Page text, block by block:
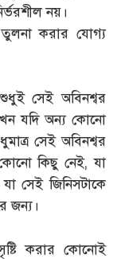
নয়।
করার যোগ্য
সেই অবিনশ্বর
যদি অন্য কোনো
সেই অবিনশ্বর
কিছু নেই, যা
সেই জিনিসটাকে
জন্য।
করার কোনোই